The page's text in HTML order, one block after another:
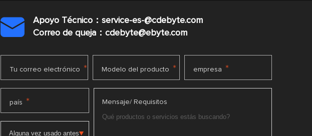

Apoyo Técnico：service-es-@cdebyte.com
Correo de queja：cdebyte@ebyte.com
Tu correo electrónico * Modelo del producto * empresa *
país * Mensaje/ Requisitos